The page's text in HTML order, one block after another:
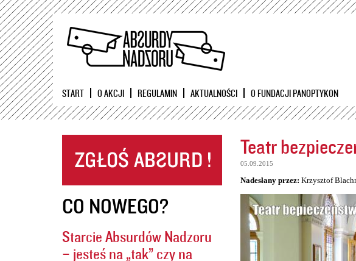
START O AKCJI REGULAMIN AKTUALNOŚCI O FUNDACJI PANOPTYKON
CO NOWEGO?
Starcie Absurdów Nadzoru
– jesteś na „tak” czy na
Teatr
05.09.2015
Nadesłany przez: Krzysztof